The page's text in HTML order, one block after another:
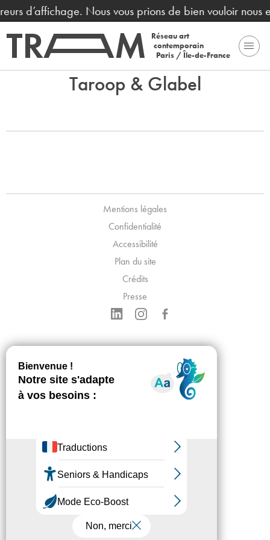
d’affichage. Nous vous prions de bien vouloir nous
Réseau art
contemporain
Paris / Île-de-France
Taroop & Glabel
Mentions légales
Confidentialité
Accessibilité
Plan du site
Crédits
Presse